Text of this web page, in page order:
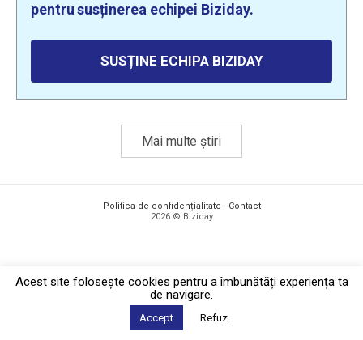
pentru susținerea echipei Biziday.
SUSȚINE ECHIPA BIZIDAY
Mai multe știri
Politica de confidențialitate · Contact
2026 © Biziday
Acest site foloseşte cookies pentru a îmbunătăți experiența ta
de navigare.
Accept Refuz